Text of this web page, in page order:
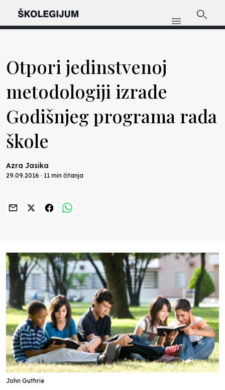
Otpori jedinstvenoj
metodologiji izrade
Godišnjeg programa rada
škole
Azra Jasika
29.09.2016 · 11 min čitanja
John Guthrie